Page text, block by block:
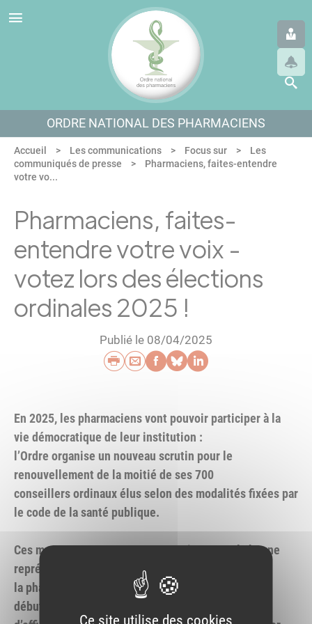
Aller au menu
Aller au contenu
Aller en bas de page
ORDRE NATIONAL DES PHARMACIENS
Accueil Les communications Focus sur
Les
communiqués de presse
Pharmaciens, faites-entendre
votre vo...
Pharmaciens, faites-
entendre votre voix -
votez lors des élections
ordinales 2025 !
Publié le 08/04/2025
Imprimer
Envoyer par e-mail
Partager sur
Partager sur
Partager sur
En 2025, les pharmaciens vont pouvoir participer à la
vie démocratique de leur institution :
l’Ordre organise un nouveau scrutin pour le
renouvellement de la moitié de ses 700
conseillers ordinaux élus selon des modalités fixées par
le code de la santé publique.
Ces moments, structurants et cruciaux pour la bonne
représentation de tous les métiers de
la pharmacie aux échelles régionale et nationale,
débutent aujourd’hui pour les titulaires
Panneau de gestion des cookies
Ce site utilise des cookies